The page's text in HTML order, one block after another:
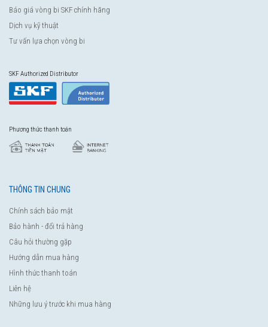
Báo giá vòng bi SKF chính hãng
Dịch vụ kỹ thuật
Tư vấn lựa chọn vòng bi
SKF Authorized Distributor
Phương thức thanh toán
THÔNG TIN CHUNG
Chính sách bảo mật
Bảo hành - đổi trả hàng
Câu hỏi thường gặp
Hướng dẫn mua hàng
Hình thức thanh toán
Liên hệ
Những lưu ý trước khi mua hàng